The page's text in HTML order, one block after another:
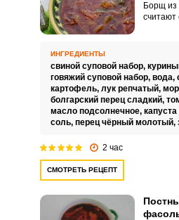
Борщ из
ИНГРЕДИЕНТЫ
свиной суповой набор,
говяжий суповой набор, вода,
картофель, лук репчатый,
болгарский перец сладкий,
масло подсолнечное,
соль, перец чёрный молотый,
2 час
СМОТРЕТЬ РЕЦЕПТ